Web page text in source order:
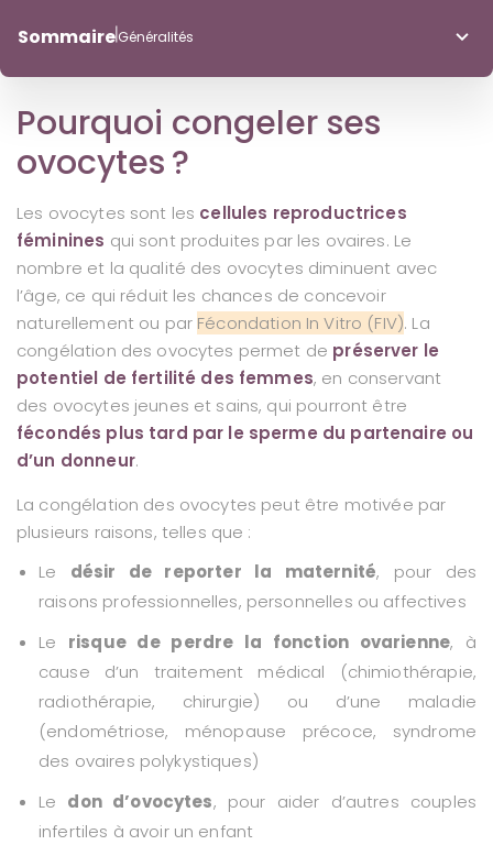
SommaireGénéralités
Généralités
Conditions
Déroulement
Conservation
Indications
Pourquoi congeler ses
ovocytes ?
Les ovocytes sont les cellules reproductrices
féminines qui sont produites par les ovaires. Le
nombre et la qualité des ovocytes diminuent avec
l’âge, ce qui réduit les chances de concevoir
naturellement ou par Fécondation In Vitro (FIV). La
congélation des ovocytes permet de préserver le
potentiel de fertilité des femmes, en conservant
des ovocytes jeunes et sains, qui pourront être
fécondés plus tard par le sperme du partenaire ou
d’un donneur.
La congélation des ovocytes peut être motivée par
plusieurs raisons, telles que :
Le désir de reporter la maternité, pour des
raisons professionnelles, personnelles ou affectives
Le risque de perdre la fonction ovarienne, à
cause d’un traitement médical (chimiothérapie,
radiothérapie, chirurgie) ou d’une maladie
(endométriose, ménopause précoce, syndrome
des ovaires polykystiques)
Le don d’ovocytes, pour aider d’autres couples
infertiles à avoir un enfant